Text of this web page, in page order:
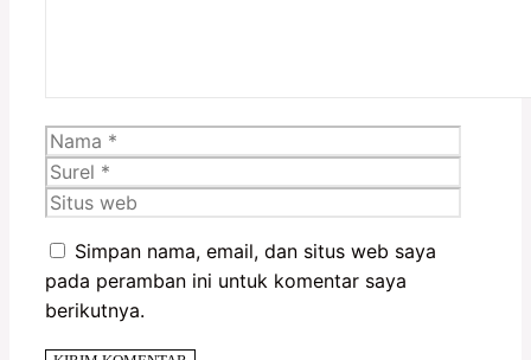
Nama
Simpan nama, email, dan situs web saya
pada peramban ini untuk komentar saya
berikutnya.